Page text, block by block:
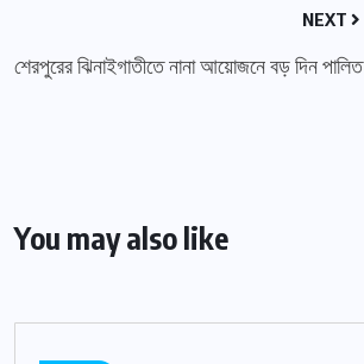
NEXT
শেরপুরের ঝিনাইগাতীতে নানা আয়োজনে বড় দিন পালিত
You may also like